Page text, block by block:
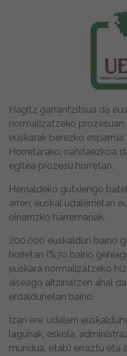
Hagitz garrantzitsua da
normalizatzeko prozesuan
euskarak berezko
Horretarako, nahitaezkoa
egitea prozesu horretan.
Herrialdeko gutxiengo
arren, euskal udalerrietan
oinarrizko harremanak.
200.000 euskaldun baino
horietan (%70 baino
euskara normalizatzeko
aiseago aitzinatzen ahal
erdaldunetan baino.
Izan ere, udalerri
lagunak, eskola,
mundua, etab) erraztu eta